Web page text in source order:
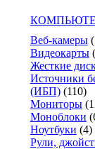
Веб-камеры
Видеокарты
Жесткие
Источники
(ИБП) (110)
Мониторы
Моноблоки
Ноутбуки (4)
Рули,